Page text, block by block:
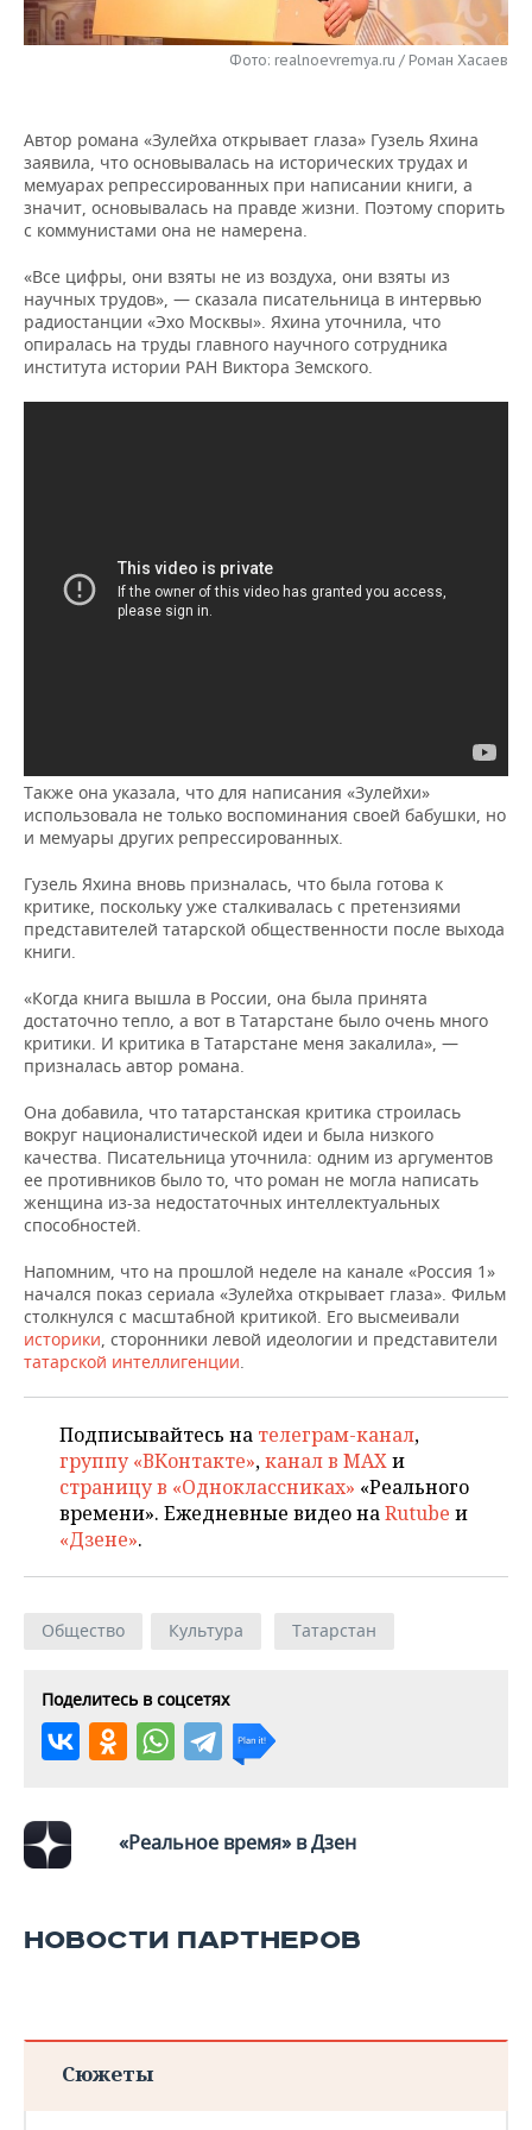
НЕФТЕХИМИЯ
ЭНЕРГЕТИКА
РОЗНИЧНАЯ ТОРГОВЛЯ
УСЛУГИ
НОВОСТИ ТЕХНОЛОГИЙ
МЕДИА
ТЕЛЕКОММУНИКАЦИИ
МЕРОПРИЯТИЯ
ВЫЕЗДНАЯ РЕДАКЦИЯ
БИЗНЕС-БРАНЧИ
ОТКРЫТАЯ ЛЕКЦИЯ
НОВОСТИ СПОРТА
ФУТБОЛ
БАСКЕТБОЛ
ВОЛЕЙБОЛ
ХОККЕЙ С МЯЧОМ
ОБЩЕСТВО
НОВОСТИ ОБЩЕСТВА
ИНФРАСТРУКТУРА
ИСТОРИЯ
ПРОИСШЕСТВИЯ
ФОТОГАЛЕРЕЯ
СЮЖЕТЫ
СПРАВОЧНИК
СПИСОК ПЕРСОН
ПОЛНАЯ ВЕРСИЯ
Фото: realnoevremya.ru / Роман Хасаев
Автор романа «Зулейха открывает глаза» Гузель Яхина
заявила, что основывалась на исторических трудах и
мемуарах репрессированных при написании книги, а
значит, основывалась на правде жизни. Поэтому спорить
с коммунистами она не намерена.
«Все цифры, они взяты не из воздуха, они взяты из
научных трудов», — сказала писательница в интервью
радиостанции «Эхо Москвы». Яхина уточнила, что
опиралась на труды главного научного сотрудника
института истории РАН Виктора Земского.
Также она указала, что для написания «Зулейхи»
использовала не только воспоминания своей бабушки, но
и мемуары других репрессированных.
Гузель Яхина вновь призналась, что была готова к
критике, поскольку уже сталкивалась с претензиями
представителей татарской общественности после выхода
книги.
«Когда книга вышла в России, она была принята
достаточно тепло, а вот в Татарстане было очень много
критики. И критика в Татарстане меня закалила», —
призналась автор романа.
Она добавила, что татарстанская критика строилась
вокруг националистической идеи и была низкого
качества. Писательница уточнила: одним из аргументов
ее противников было то, что роман не могла написать
женщина из-за недостаточных интеллектуальных
способностей.
Напомним, что на прошлой неделе на канале «Россия 1»
начался показ сериала «Зулейха открывает глаза». Фильм
столкнулся с масштабной критикой. Его высмеивали
историки, сторонники левой идеологии и представители
татарской интеллигенции.
Подписывайтесь на телеграм-канал,
группу «ВКонтакте»,канал в MAXи
страницу в «Одноклассниках» «Реального
времени». Ежедневные видео наRutube и
«Дзене».
Общество Культура Татарстан
Поделитесь в соцсетях
«Реальное время» в Дзен
НОВОСТИ ПАРТНЕРОВ
Сюжеты